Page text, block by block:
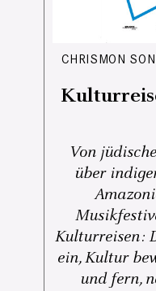
CHRISMON
Von
über
Kulturreisen:
ein, Kultur
und fern,